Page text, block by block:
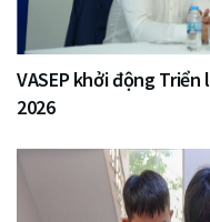
VASEP khởi động Triển
2026